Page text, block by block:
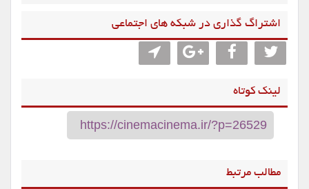
اشتراگ گذاری در شبکه های اجتماعی
لینک کوتاه
مطالب مرتبط